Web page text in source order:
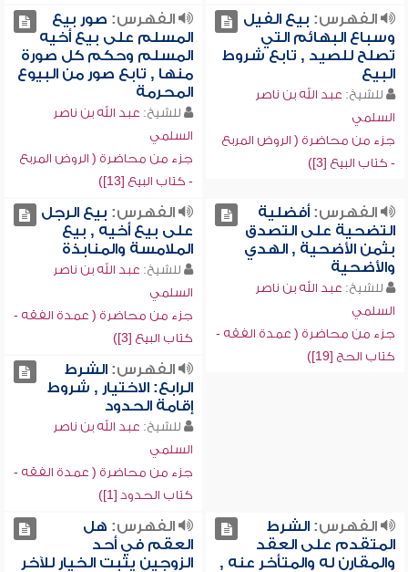
الفهرس: بيع الفيل
وسباع البهائم التي
تصلح للصيد , تابع شروط
البيع
للشيخ: عبد الله بن ناصر
السلمي
جزء من محاضرة ( الروض المربع
- كتاب البيع [3])
الفهرس: صور بيع
المسلم على بيع أخيه
المسلم وحكم كل صورة
منها , تابع صور من البيوع
المحرمة
للشيخ: عبد الله بن ناصر
السلمي
جزء من محاضرة ( الروض المربع
- كتاب البيع [13])
الفهرس:أفضلية
التضحية على التصدق
بثمن الأضحية , الهدي
والأضحية
للشيخ: عبد الله بن ناصر
السلمي
جزء من محاضرة ( عمدة الفقه -
كتاب الحج [19])
الفهرس: بيع الرجل
على بيع أخيه , بيع
الملامسة والمنابذة
للشيخ: عبد الله بن ناصر
السلمي
جزء من محاضرة ( عمدة الفقه -
كتاب البيع [3])
الفهرس:الشرط
الرابع: الاختيار , شروط
إقامة الحدود
للشيخ: عبد الله بن ناصر
السلمي
جزء من محاضرة ( عمدة الفقه -
كتاب الحدود [1])
الفهرس:الشرط
المتقدم على العقد
والمقارن له والمتأخر عنه ,
الفهرس: هل
العقم في أحد
الزوجين يثبت الخيار للآخر